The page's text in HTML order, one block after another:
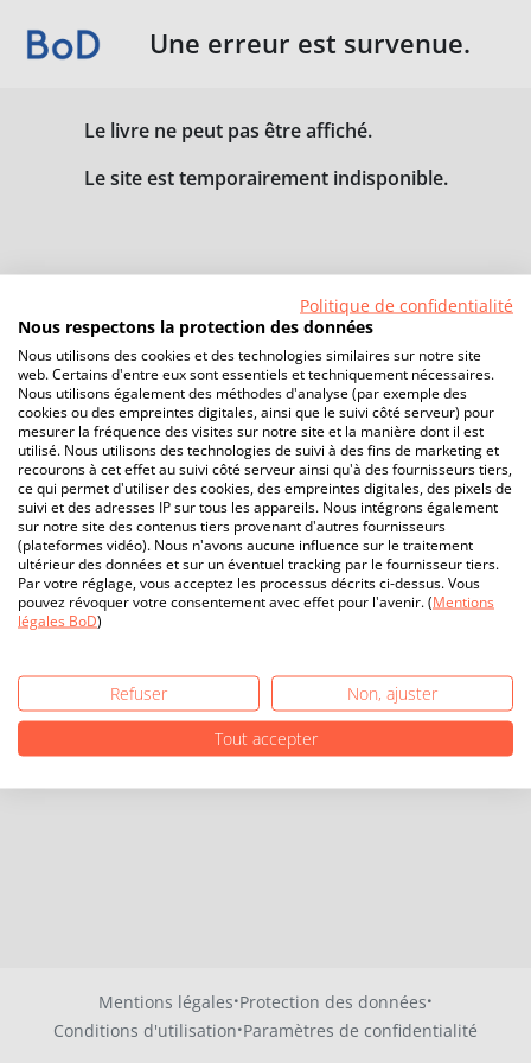
Une erreur est survenue.
Le livre ne peut pas être affiché.
Le site est temporairement indisponible.
Mentions légales·Protection des données·
Conditions d'utilisation·Paramètres de confidentialité
Politique de confidentialité
Nous respectons la protection des données
Nous utilisons des cookies et des technologies similaires sur notre site
web. Certains d'entre eux sont essentiels et techniquement nécessaires.
Nous utilisons également des méthodes d'analyse (par exemple des
cookies ou des empreintes digitales, ainsi que le suivi côté serveur) pour
mesurer la fréquence des visites sur notre site et la manière dont il est
utilisé. Nous utilisons des technologies de suivi à des fins de marketing et
recourons à cet effet au suivi côté serveur ainsi qu'à des fournisseurs tiers,
ce qui permet d'utiliser des cookies, des empreintes digitales, des pixels de
suivi et des adresses IP sur tous les appareils. Nous intégrons également
sur notre site des contenus tiers provenant d'autres fournisseurs
(plateformes vidéo). Nous n'avons aucune influence sur le traitement
ultérieur des données et sur un éventuel tracking par le fournisseur tiers.
Par votre réglage, vous acceptez les processus décrits ci-dessus. Vous
pouvez révoquer votre consentement avec effet pour l'avenir. (Mentions
légales BoD)
Refuser
Non, ajuster
Tout accepter